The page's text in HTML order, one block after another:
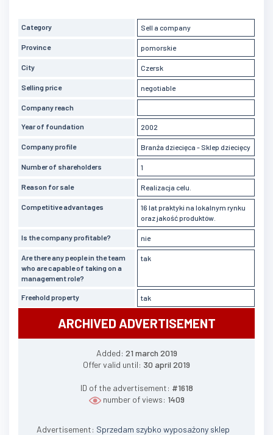
Category Sell a company
Province pomorskie
City Czersk
Selling price negotiable
Company reach
Year of foundation 2002
Company profile Branża dziecięca - Sklep dziecięcy
Number of shareholders 1
Reason for sale Realizacja celu.
Competitive advantages
16 lat praktyki na lokalnym rynku
oraz jakość produktów.
Is the company profitable? nie
Are there any people in the team
who are capable of taking on a
management role?
tak
Freehold property tak
ARCHIVED ADVERTISEMENT
Added: 21 march 2019
Offer valid until: 30 april 2019
ID of the advertisement: #1618
number of views: 1409
Advertisement: Sprzedam szybko wyposażony sklep